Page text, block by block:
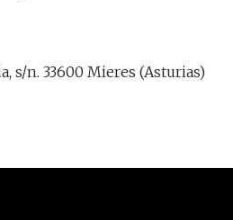
s/n. 33600 Mieres (Asturias)